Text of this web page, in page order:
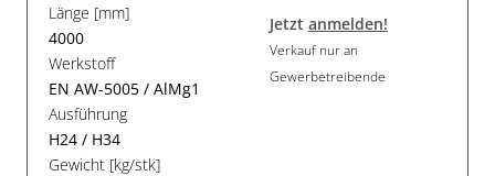
Länge [mm]
4000
Werkstoff
EN AW-5005 / AlMg1
Ausführung
H24 / H34
Gewicht [kg/stk]
Jetzt anmelden!
Verkauf nur an
Gewerbetreibende